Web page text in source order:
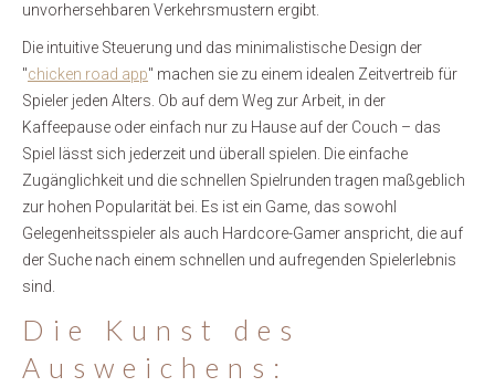
unvorhersehbaren Verkehrsmustern ergibt.
Die intuitive Steuerung und das minimalistische Design der
"chicken road app" machen sie zu einem idealen Zeitvertreib für
Spieler jeden Alters. Ob auf dem Weg zur Arbeit, in der
Kaffeepause oder einfach nur zu Hause auf der Couch – das
Spiel lässt sich jederzeit und überall spielen. Die einfache
Zugänglichkeit und die schnellen Spielrunden tragen maßgeblich
zur hohen Popularität bei. Es ist ein Game, das sowohl
Gelegenheitsspieler als auch Hardcore-Gamer anspricht, die auf
der Suche nach einem schnellen und aufregenden Spielerlebnis
sind.
Die Kunst des
Ausweichens: